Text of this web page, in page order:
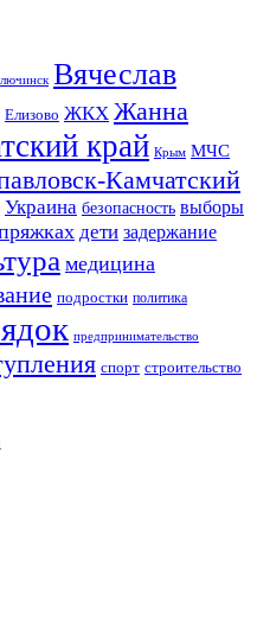
Вячеслав
Елизово ЖКХ Жанна
край Крым МЧС
Камчатский
Украина безопасность выборы
дети задержание
медицина
подростки политика
предпринимательство
спорт строительство
КРАЯ.